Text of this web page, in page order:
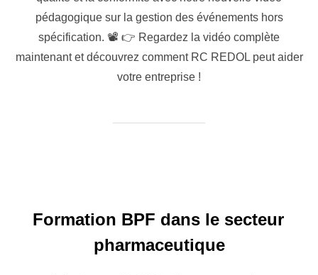
pédagogique sur la gestion des événements hors
spécification. 📽️ 👉 Regardez la vidéo complète
maintenant et découvrez comment RC REDOL peut aider
votre entreprise !
Formation BPF dans le secteur
pharmaceutique